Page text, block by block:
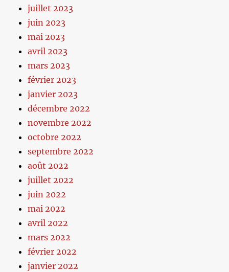
juillet 2023
juin 2023
mai 2023
avril 2023
mars 2023
février 2023
janvier 2023
décembre 2022
novembre 2022
octobre 2022
septembre 2022
août 2022
juillet 2022
juin 2022
mai 2022
avril 2022
mars 2022
février 2022
janvier 2022